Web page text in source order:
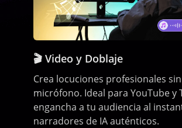
Libyan Arabic
Lithuanian
🎬 Video y Doblaje
Crea locuciones profesionales sin
micrófono. Ideal para YouTube y
engancha a tu audiencia al
narradores de IA auténticos.